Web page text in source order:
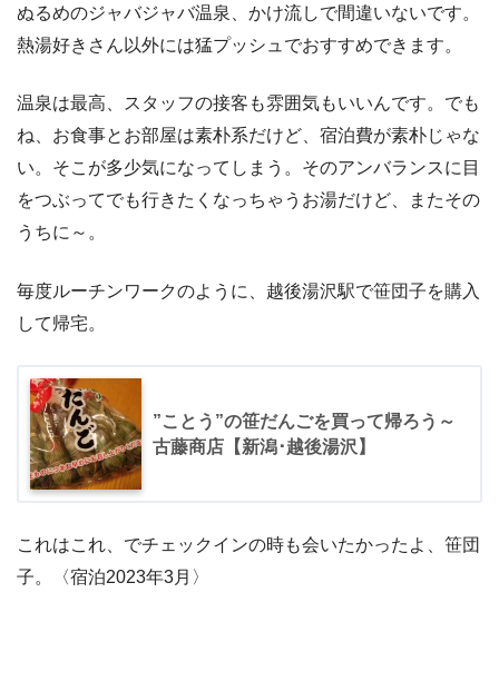
ぬるめのジャバジャバ温泉、かけ流しで間違いないです。
熱湯好きさん以外には猛プッシュでおすすめできます。
温泉は最高、スタッフの接客も雰囲気もいいんです。でも
ね、お食事とお部屋は素朴系だけど、宿泊費が素朴じゃな
い。そこが多少気になってしまう。そのアンバランスに目
をつぶってでも行きたくなっちゃうお湯だけど、またその
うちに～。
毎度ルーチンワークのように、越後湯沢駅で笹団子を購入
して帰宅。
”ことう”の笹だんごを買って帰ろう～
古藤商店【新潟･越後湯沢】
これはこれ、でチェックインの時も会いたかったよ、笹団
子。〈宿泊2023年3月〉